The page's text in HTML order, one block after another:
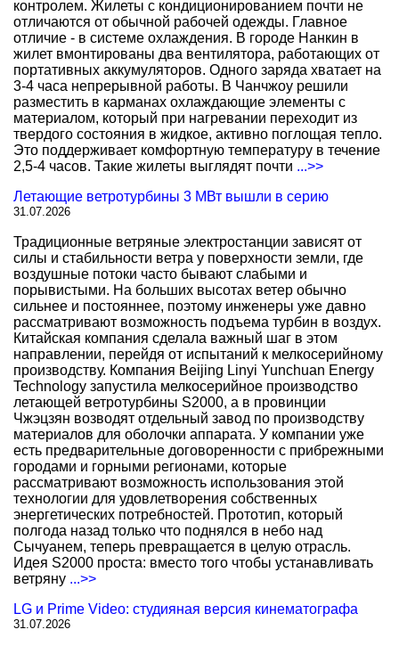
контролем. Жилеты с кондиционированием почти не
отличаются от обычной рабочей одежды. Главное
отличие - в системе охлаждения. В городе Нанкин в
жилет вмонтированы два вентилятора, работающих от
портативных аккумуляторов. Одного заряда хватает на
3-4 часа непрерывной работы. В Чанчжоу решили
разместить в карманах охлаждающие элементы с
материалом, который при нагревании переходит из
твердого состояния в жидкое, активно поглощая тепло.
Это поддерживает комфортную температуру в течение
2,5-4 часов. Такие жилеты выглядят почти ...>>
Летающие ветротурбины 3 МВт вышли в серию
31.07.2026
Традиционные ветряные электростанции зависят от
силы и стабильности ветра у поверхности земли, где
воздушные потоки часто бывают слабыми и
порывистыми. На больших высотах ветер обычно
сильнее и постояннее, поэтому инженеры уже давно
рассматривают возможность подъема турбин в воздух.
Китайская компания сделала важный шаг в этом
направлении, перейдя от испытаний к мелкосерийному
производству. Компания Beijing Linyi Yunchuan Energy
Technology запустила мелкосерийное производство
летающей ветротурбины S2000, а в провинции
Чжэцзян возводят отдельный завод по производству
материалов для оболочки аппарата. У компании уже
есть предварительные договоренности с прибрежными
городами и горными регионами, которые
рассматривают возможность использования этой
технологии для удовлетворения собственных
энергетических потребностей. Прототип, который
полгода назад только что поднялся в небо над
Сычуанем, теперь превращается в целую отрасль.
Идея S2000 проста: вместо того чтобы устанавливать
ветряну ...>>
LG и Prime Video: студияная версия кинематографа
31.07.2026